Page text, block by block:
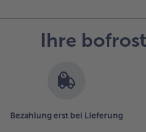
Ihre
Bezahlung erst bei Lieferung